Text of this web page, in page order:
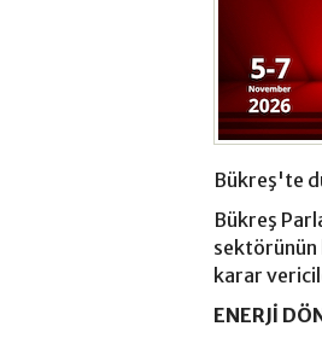
Bükreş'te
Bükreş
sektörünün
karar
ENERJİ